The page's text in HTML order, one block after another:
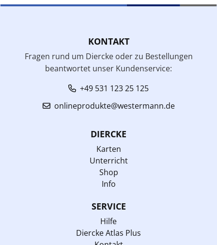
KONTAKT
Fragen rund um Diercke oder zu Bestellungen
beantwortet unser Kundenservice:
+49 531 123 25 125
onlineprodukte@westermann.de
DIERCKE
Karten
Unterricht
Shop
Info
SERVICE
Hilfe
Diercke Atlas Plus